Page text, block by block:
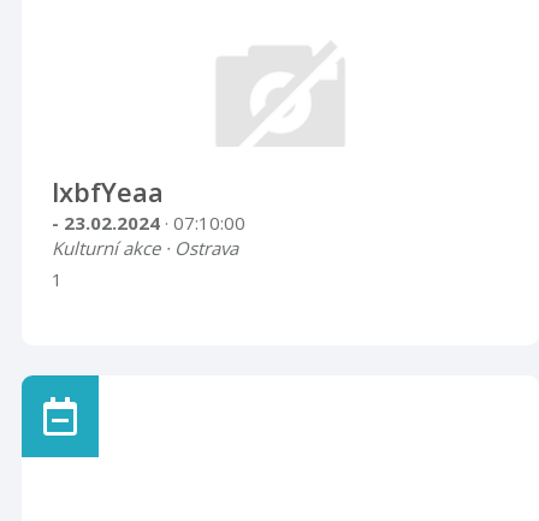
lxbfYeaa
- 23.02.2024 · 07:10:00
Kulturní akce · Ostrava
1